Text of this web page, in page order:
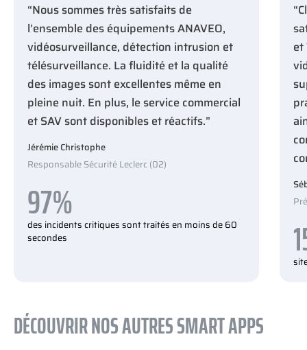
“Nous sommes très satisfaits de
l’ensemble des équipements ANAVEO,
vidéosurveillance, détection intrusion et
télésurveillance. La fluidité et la qualité
des images sont excellentes même en
pleine nuit. En plus, le service commercial
et SAV sont disponibles et réactifs.”
Jérémie Christophe
Responsable Sécurité Leclerc (02)
97%
des incidents critiques sont traités en moins de 60
secondes
et
DÉCOUVRIR NOS AUTRES SMART APPS